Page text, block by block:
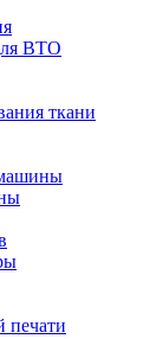
ВТО
ткани
печати